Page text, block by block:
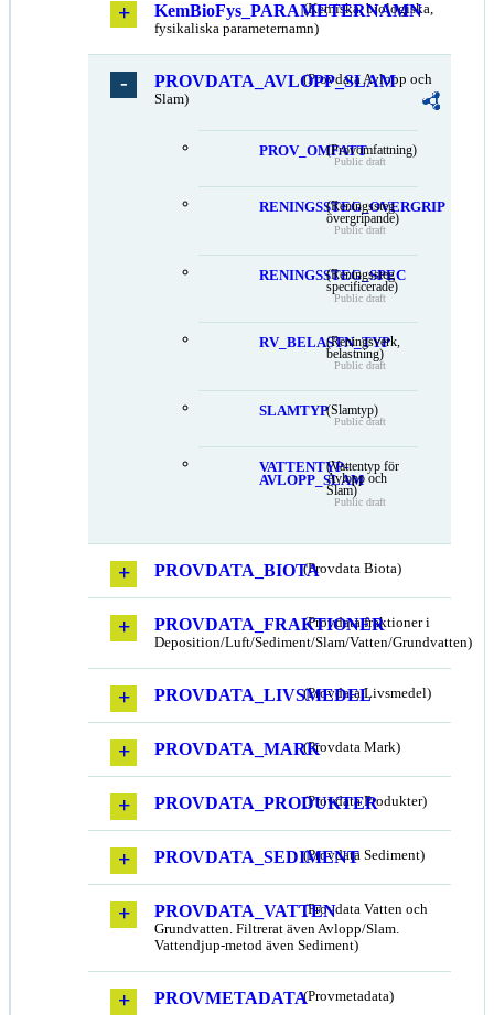
KemBioFys_PARAMETERNAMN
(Kemiska, biologiska,
fysikaliska parameternamn)
PROVDATA_AVLOPP_SLAM
(Provdata Avlopp och
Slam)
PROV_OMFATT(Provomfattning)
Public draft
RENINGSSTEG_OVERGRIP
(Reningssteg
övergripande)
Public draft
RENINGSSTEG_SPEC
(Reningssteg
specificerade)
Public draft
RV_BELASTN_TYP
(Reningsverk,
belastning)
Public draft
SLAMTYP(Slamtyp)
Public draft
VATTENTYP-
AVLOPP_SLAM
(Vattentyp för
Avlopp och
Slam)
Public draft
PROVDATA_BIOTA(Provdata Biota)
PROVDATA_FRAKTIONER
(Provdata fraktioner i
Deposition/Luft/Sediment/Slam/Vatten/Grundvatten)
PROVDATA_LIVSMEDEL
(Provdata Livsmedel)
PROVDATA_MARK(Provdata Mark)
PROVDATA_PRODUKTER
(Provdata Produkter)
PROVDATA_SEDIMENT(Provdata Sediment)
PROVDATA_VATTEN(Provdata Vatten och
Grundvatten. Filtrerat även Avlopp/Slam.
Vattendjup-metod även Sediment)
PROVMETADATA(Provmetadata)